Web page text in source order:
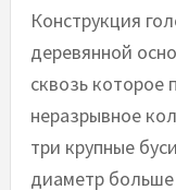
Конструкция
деревянной
сквозь которое
неразрывное
три крупные
диаметр